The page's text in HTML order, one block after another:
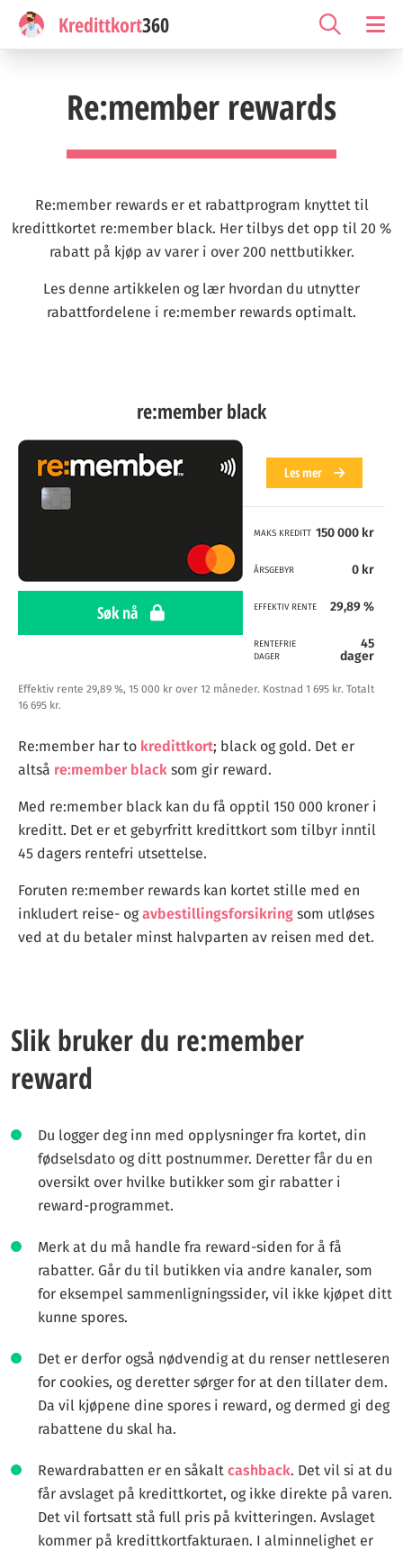
Kredittkort360
Re:member rewards
Re:member rewards er et rabattprogram knyttet til
kredittkortet re:member black. Her tilbys det opp til 20 %
rabatt på kjøp av varer i over 200 nettbutikker.
Les denne artikkelen og lær hvordan du utnytter
rabattfordelene i re:member rewards optimalt.
re:member black
Søk nå
Les mer
MAKS KREDITT 150 000 kr
ÅRSGEBYR 0 kr
EFFEKTIV RENTE 29,89 %
RENTEFRIE
DAGER
45
dager
Effektiv rente 29,89 %, 15 000 kr over 12 måneder. Kostnad 1 695 kr. Totalt
16 695 kr.
Re:member har to kredittkort; black og gold. Det er
altså re:member black som gir reward.
Med re:member black kan du få opptil 150 000 kroner i
kreditt. Det er et gebyrfritt kredittkort som tilbyr inntil
45 dagers rentefri utsettelse.
Foruten re:member rewards kan kortet stille med en
inkludert reise- ogavbestillingsforsikring som utløses
ved at du betaler minst halvparten av reisen med det.
Slik bruker du re:member
reward
Du logger deg inn med opplysninger fra kortet, din
fødselsdato og ditt postnummer. Deretter får du en
oversikt over hvilke butikker som gir rabatter i
reward-programmet.
Merk at du må handle fra reward-siden for å få
rabatter. Går du til butikken via andre kanaler, som
for eksempel sammenligningssider, vil ikke kjøpet ditt
kunne spores.
Det er derfor også nødvendig at du renser nettleseren
for cookies, og deretter sørger for at den tillater dem.
Da vil kjøpene dine spores i reward, og dermed gi deg
rabattene du skal ha.
Rewardrabatten er en såkalt cashback. Det vil si at du
får avslaget på kredittkortet, og ikke direkte på varen.
Det vil fortsatt stå full pris på kvitteringen. Avslaget
kommer på kredittkortfakturaen. I alminnelighet er